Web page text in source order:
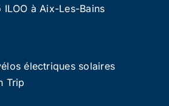
à Aix-Les-Bains
électriques solaires
Trip